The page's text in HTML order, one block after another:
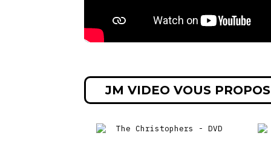
JM VIDEO VOUS